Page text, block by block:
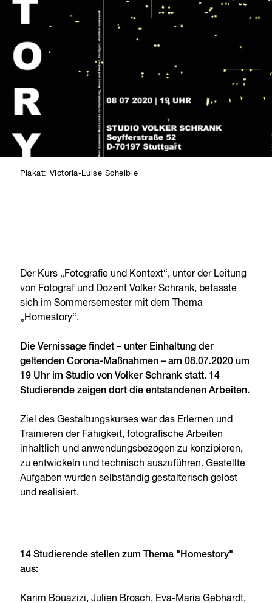
Plakat: Victoria-Luise Scheible
Der Kurs „Fotografie und Kontext“, unter der Leitung
von Fotograf und Dozent Volker Schrank, befasste
sich im Sommersemester mit dem Thema
„Homestory“.
Die Vernissage findet – unter Einhaltung der
geltenden Corona-Maßnahmen – am 08.07.2020 um
19 Uhr im Studio von Volker Schrank statt. 14
Studierende zeigen dort die entstandenen Arbeiten.
Ziel des Gestaltungskurses war das Erlernen und
Trainieren der Fähigkeit, fotografische Arbeiten
inhaltlich und anwendungsbezogen zu konzipieren,
zu entwickeln und technisch auszuführen. Gestellte
Aufgaben wurden selbständig gestalterisch gelöst
und realisiert.
14 Studierende stellen zum Thema "Homestory"
aus:
Karim Bouazizi, Julien Brosch, Eva-Maria Gebhardt,